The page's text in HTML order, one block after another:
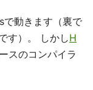
動きます（裏で
す）。 しかしH
スのコンパイラ